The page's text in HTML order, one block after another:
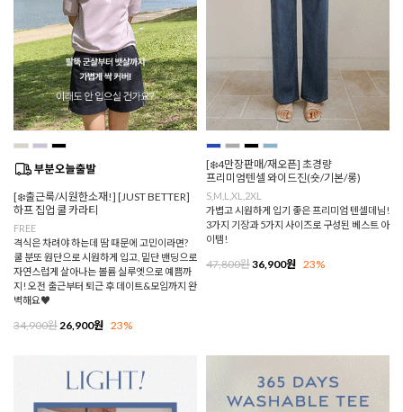
[❄️출근룩/시원한소재!] [JUST BETTER]
하프 집업 쿨 카라티
FREE
격식은 차려야 하는데 땀 때문에 고민이라면?
쿨 분또 원단으로 시원하게 입고, 밑단 밴딩으로
자연스럽게 살아나는 볼륨 실루엣으로 예쁨까
지! 오전 출근부터 퇴근 후 데이트&모임까지 완
벽해요♥
34,900원26,900원 23%
[❄️4만장판매/재오픈] 초경량
프리미엄텐셀 와이드진(숏/기본/롱)
S,M,L,XL,2XL
가볍고 시원하게 입기 좋은 프리미엄 텐셀데님!
3가지 기장과 5가지 사이즈로 구성된 베스트 아
이템!
47,800원36,900원 23%